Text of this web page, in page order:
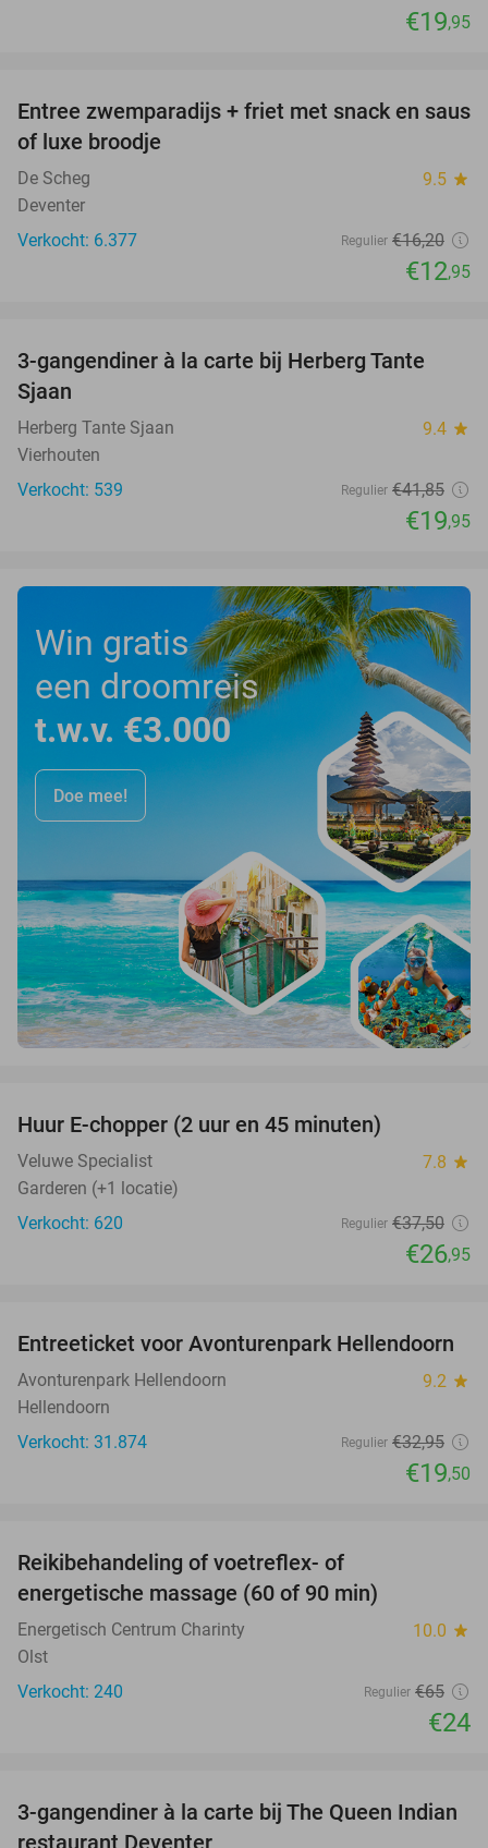
€19,95
20%
Entree zwemparadijs + friet met snack en saus
of luxe broodje
De Scheg 9.5 star
Deventer
Verkocht: 6.377
Regulier €16,20
€12,95
52%
3-gangendiner à la carte bij Herberg Tante
Sjaan
Herberg Tante Sjaan 9.4 star
Vierhouten
Verkocht: 539
Regulier €41,85
€19,95
Win gratis
een droomreis
t.w.v. €3.000
Doe mee!
Huur E-chopper (2 uur en 45 minuten)
Veluwe Specialist 7.8 star
Garderen (+1 locatie)
Verkocht: 620
Regulier €37,50
€26,95
41%
Entreeticket voor Avonturenpark Hellendoorn
Avonturenpark Hellendoorn 9.2 star
Hellendoorn
Verkocht: 31.874
Regulier €32,95
€19,50
OUT
Reikibehandeling of voetreflex- of
energetische massage (60 of 90 min)
Energetisch Centrum Charinty 10.0 star
Olst
Verkocht: 240
Regulier €65
€24
28%
3-gangendiner à la carte bij The Queen Indian
restaurant Deventer